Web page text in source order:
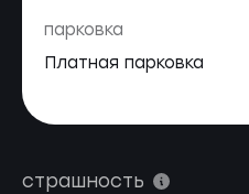
парковка
Платная парковка
страшность